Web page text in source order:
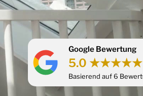
Google Bewertung
5.0 ★★★★★
Basierend auf 6